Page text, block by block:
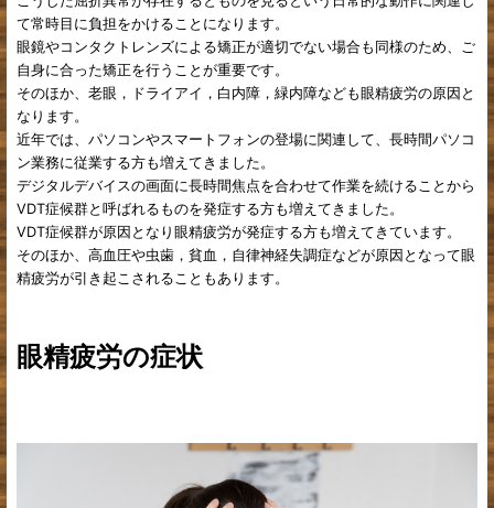
て常時目に負担をかけることになります。
眼鏡やコンタクトレンズによる矯正が適切でない場合も同様のため、ご
自身に合った矯正を行うことが重要です。
そのほか、老眼，ドライアイ，白内障，緑内障なども眼精疲労の原因と
なります。
近年では、パソコンやスマートフォンの登場に関連して、長時間パソコ
ン業務に従業する方も増えてきました。
デジタルデバイスの画面に長時間焦点を合わせて作業を続けることから
VDT症候群と呼ばれるものを発症する方も増えてきました。
VDT症候群が原因となり眼精疲労が発症する方も増えてきています。
そのほか、高血圧や虫歯，貧血，自律神経失調症などが原因となって眼
精疲労が引き起こされることもあります。
眼精疲労の症状